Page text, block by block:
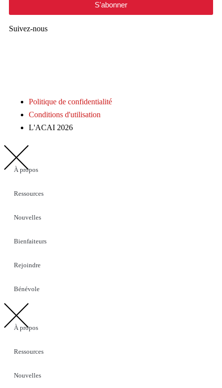
S'abonner
Suivez-nous
Politique de confidentialité
Conditions d'utilisation
L'ACAI 2026
À propos
Ressources
Nouvelles
Bienfaiteurs
Rejoindre
Bénévole
À propos
Ressources
Nouvelles